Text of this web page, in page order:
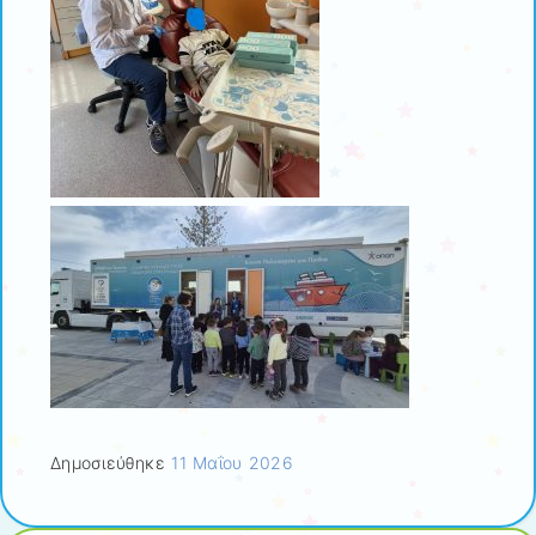
Δημοσιεύθηκε 11 Μαΐου 2026